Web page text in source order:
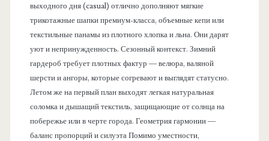
выходного дня (casual) отлично дополняют мягкие
трикотажные шапки премиум-класса, объемные кепи или
текстильные панамы из плотного хлопка и льна. Они дарят
уют и непринужденность. Сезонный контекст. Зимний
гардероб требует плотных фактур — велюра, валяной
шерсти и ангоры, которые согревают и выглядят статусно.
Летом же на первый план выходят легкая натуральная
соломка и дышащий текстиль, защищающие от солнца на
побережье или в черте города. Геометрия гармонии —
баланс пропорций и силуэта Помимо уместности,